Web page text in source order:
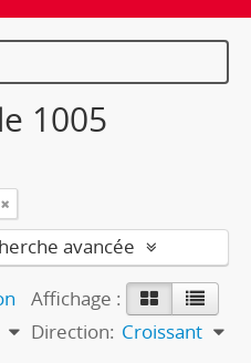
1005
avancée
Affichage :
Direction: Croissant